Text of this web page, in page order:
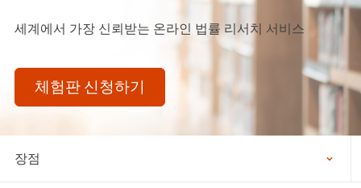
세계에서 가장 신뢰받는 온라인 법률 리서치 서비스
체험판 신청하기
장점